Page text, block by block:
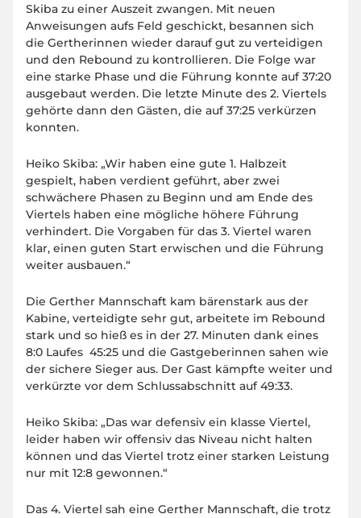
Skiba zu einer Auszeit zwangen. Mit neuen
Anweisungen aufs Feld geschickt, besannen sich
die Gertherinnen wieder darauf gut zu verteidigen
und den Rebound zu kontrollieren. Die Folge war
eine starke Phase und die Führung konnte auf 37:20
ausgebaut werden. Die letzte Minute des 2. Viertels
gehörte dann den Gästen, die auf 37:25 verkürzen
konnten.
Heiko Skiba: „Wir haben eine gute 1. Halbzeit
gespielt, haben verdient geführt, aber zwei
schwächere Phasen zu Beginn und am Ende des
Viertels haben eine mögliche höhere Führung
verhindert. Die Vorgaben für das 3. Viertel waren
klar, einen guten Start erwischen und die Führung
weiter ausbauen.“
Die Gerther Mannschaft kam bärenstark aus der
Kabine, verteidigte sehr gut, arbeitete im Rebound
stark und so hieß es in der 27. Minuten dank eines
8:0 Laufes 45:25 und die Gastgeberinnen sahen wie
der sichere Sieger aus. Der Gast kämpfte weiter und
verkürzte vor dem Schlussabschnitt auf 49:33.
Heiko Skiba: „Das war defensiv ein klasse Viertel,
leider haben wir offensiv das Niveau nicht halten
können und das Viertel trotz einer starken Leistung
nur mit 12:8 gewonnen.“
Das 4. Viertel sah eine Gerther Mannschaft, die trotz